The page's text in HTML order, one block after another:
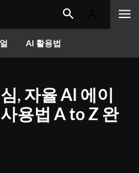
AI 활용법
, 자율 AI 에이
용법 A to Z 완